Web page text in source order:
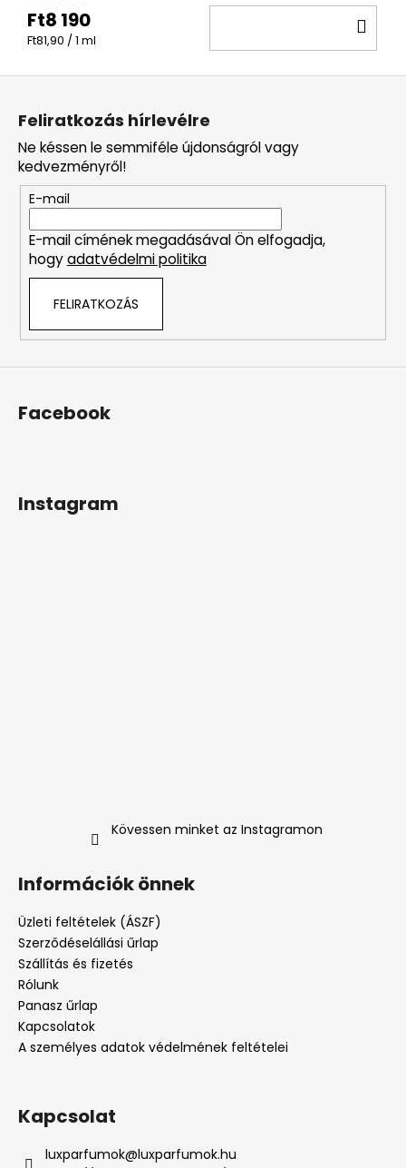
Ft8 190
Egységár:
Ft81,90 / 1 ml
Feliratkozás hírlevélre
Ne késsen le semmiféle újdonságról vagy
kedvezményről!
E-mail
E-mail címének megadásával Ön elfogadja,
hogyadatvédelmi politika
FELIRATKOZÁS
Facebook
Instagram
Kövessen minket az Instagramon
Információk önnek
Üzleti feltételek (ÁSZF)
Szerződéselállási űrlap
Szállítás és fizetés
Rólunk
Panasz űrlap
Kapcsolatok
A személyes adatok védelmének feltételei
Kapcsolat
luxparfumok@luxparfumok.hu